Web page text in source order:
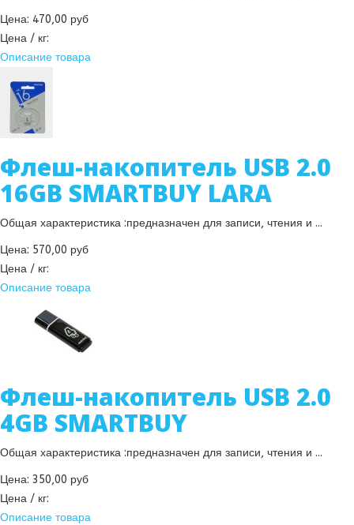
Цена: 470,00 руб
Цена / кг:
Описание товара
Флеш-накопитель USB 2.0
16GB SMARTBUY LARA
Общая характеристика :предназначен для записи, чтения и ...
Цена: 570,00 руб
Цена / кг:
Описание товара
Флеш-накопитель USB 2.0
4GB SMARTBUY
Общая характеристика :предназначен для записи, чтения и ...
Цена: 350,00 руб
Цена / кг:
Описание товара